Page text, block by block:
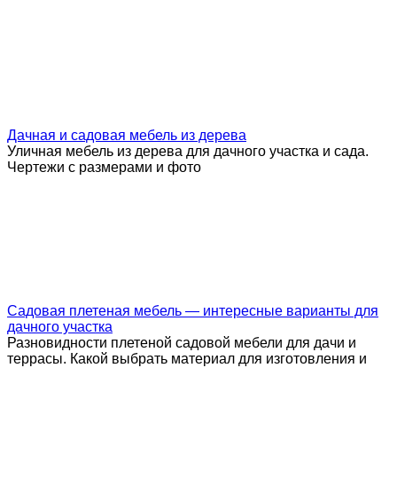
Дачная и садовая мебель из дерева
Уличная мебель из дерева для дачного участка и сада.
Чертежи с размерами и фото
Садовая плетеная мебель — интересные варианты для
дачного участка
Разновидности плетеной садовой мебели для дачи и
террасы. Какой выбрать материал для изготовления и